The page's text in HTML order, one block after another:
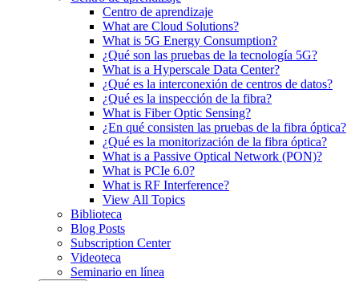
Centro de aprendizaje
What are Cloud Solutions?
What is 5G Energy Consumption?
¿Qué son las pruebas de la tecnología 5G?
What is a Hyperscale Data Center?
¿Qué es la interconexión de centros de datos?
¿Qué es la inspección de la fibra?
What is Fiber Optic Sensing?
¿En qué consisten las pruebas de la fibra óptica?
¿Qué es la monitorización de la fibra óptica?
What is a Passive Optical Network (PON)?
What is PCIe 6.0?
What is RF Interference?
View All Topics
Biblioteca
Blog Posts
Subscription Center
Videoteca
Seminario en línea